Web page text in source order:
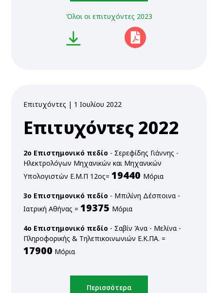
Όλοι οι επιτυχόντες 2023
Επιτυχόντες | 1 Ιουλίου 2022
Επιτυχόντες 2022
2ο Επιστημονικό πεδίο - Σερεφίδης Γιάννης -
Ηλεκτρολόγων Μηχανικών και Μηχανικών
Υπολογιστών Ε.Μ.Π 12ος= 19440 Μόρια
3ο Επιστημονικό πεδίο - Μπιλίνη Δέσποινα -
Ιατρική Αθήνας = 19375 Μόρια
4ο Επιστημονικό πεδίο - Σαβίν Άνα - Μελίνα -
Πληροφορικής & Τηλεπικοινωνιών Ε.Κ.ΠΑ. =
17900 Μόρια
Περισσότερα